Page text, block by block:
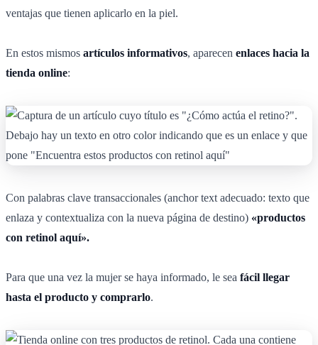
ventajas que tienen aplicarlo en la piel.
En estos mismos artículos informativos, aparecen enlaces hacia la
tienda online:
Con palabras clave transaccionales (anchor text adecuado: texto que
enlaza y contextualiza con la nueva página de destino) «productos
con retinol aquí».
Para que una vez la mujer se haya informado, le sea fácil llegar
hasta el producto y comprarlo.